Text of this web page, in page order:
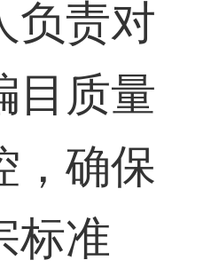
负责对
目质量
，确保
标准